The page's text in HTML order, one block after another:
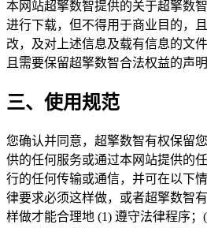
本网站超擎数智提供的关于超擎数
进行下载，但不得用于商业目的，
改，及对上述信息及载有信息的文
且需要保留超擎数智合法权益的声明
三、使用规范
您确认并同意，超擎数智有权保留
供的任何服务或通过本网站提供的
行的任何传输或通信，并可在以下
律要求必须这样做，或者超擎数智
样做才能合理地 (1) 遵守法律程序